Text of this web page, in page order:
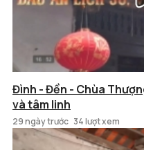
Đình - Đền - Chùa
và tâm linh
29 ngày trước 34 lượt xem